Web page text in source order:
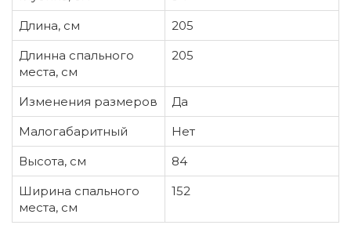
Длина, см
205
Длинна спального
места, см
205
Изменения размеров
Да
Малогабаритный
Нет
Высота, см
84
Ширина спального
места, см
152